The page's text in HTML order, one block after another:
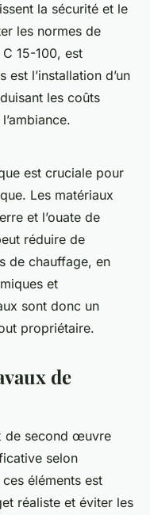
la sécurité et le
les normes de
15-100, est
l’installation d’un
les coûts
est cruciale pour
Les matériaux
et l’ouate de
réduire de
de chauffage, en
et
sont donc un
propriétaire.
de
de second œuvre
selon
éléments est
réaliste et éviter les